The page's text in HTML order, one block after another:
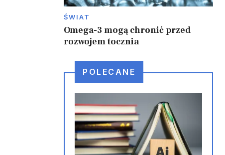
ŚWIAT
Omega-3 mogą chronić przed
rozwojem tocznia
POLECANE